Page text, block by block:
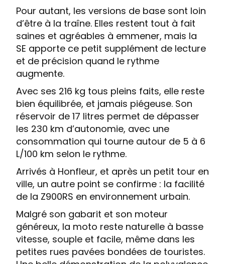
Pour autant, les versions de base sont loin
d’être à la traîne. Elles restent tout à fait
saines et agréables à emmener, mais la
SE apporte ce petit supplément de lecture
et de précision quand le rythme
augmente.
Avec ses 216 kg tous pleins faits, elle reste
bien équilibrée, et jamais piégeuse. Son
réservoir de 17 litres permet de dépasser
les 230 km d’autonomie, avec une
consommation qui tourne autour de 5 à 6
L/100 km selon le rythme.
Arrivés à Honfleur, et après un petit tour en
ville, un autre point se confirme : la facilité
de la Z900RS en environnement urbain.
Malgré son gabarit et son moteur
généreux, la moto reste naturelle à basse
vitesse, souple et facile, même dans les
petites rues pavées bondées de touristes.